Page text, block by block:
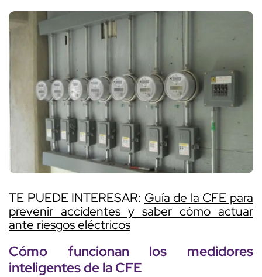
TE PUEDE INTERESAR: Guía de la CFE para
prevenir accidentes y saber cómo actuar
ante riesgos eléctricos
Cómo funcionan los medidores
inteligentesde la CFE